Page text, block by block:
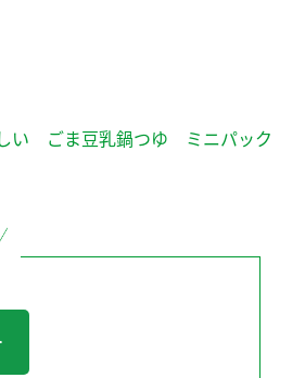
い ごま豆乳鍋つゆ ミニパック